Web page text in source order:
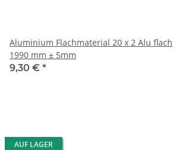
Aluminium Flachmaterial 20 x 2 Alu flach
1990 mm ± 5mm
9,30 € *
AUF LAGER